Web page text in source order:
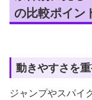
の比較ポイン
動きやすさを
ジャンプやスパイ